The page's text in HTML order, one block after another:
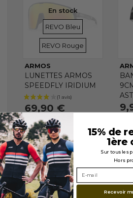
En stock
VERRES
REVO Bleu
VERRES
REVO Rouge
ARMOS
LUNETTES ARMOS
SPEEDFLY IRIDIUM
69,90 €
15% de
1ère
Sur tous les
Hors
Recevoir